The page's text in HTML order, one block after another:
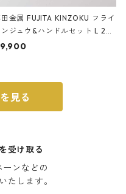
金属 FUJITA KINZOKU フライ
ンジュウ&ハンドルセット L 24c
ガス火・IH対応 鉄フライパン
見る
受け取る
ンなどの
たします。